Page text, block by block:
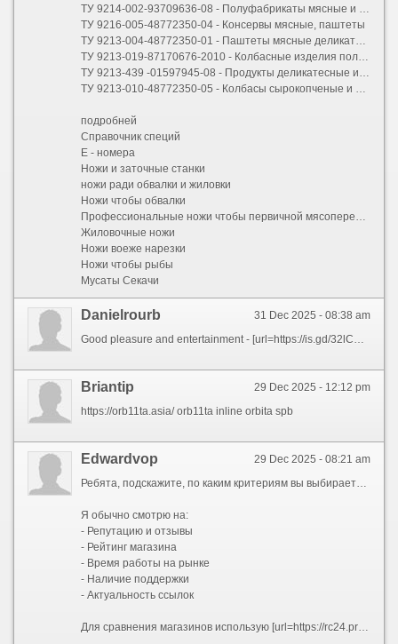
ТУ 9214-002-93709636-08 - Полуфабрикаты мясные и мясосодержащие кусковые, рубленные
ТУ 9216-005-48772350-04 - Консервы мясные, паштеты
ТУ 9213-004-48772350-01 - Паштеты мясные деликатесные
ТУ 9213-019-87170676-2010 - Колбасные изделия полукопченые и варено-копченые
ТУ 9213-439 -01597945-08 - Продукты деликатесные из мяса птицы
ТУ 9213-010-48772350-05 - Колбасы сырокопченые и сыровяленые
подробней
Справочник специй
Е - номера
Ножи и заточные станки
ножи ради обвалки и жиловки
Ножи чтобы обвалки
Профессиональные ножи чтобы первичной мясопереработки
Жиловочные ножи
Ножи воеже нарезки
Ножи чтобы рыбы
Мусаты Секачи
31 Dec 2025 - 08:38 am
Danielrourb
Good pleasure and entertainment - [url=https://is.gd/32lCDu]waiting for you right now...;)[/url]
29 Dec 2025 - 12:12 pm
Briantip
https://orb11ta.asia/ orb11ta inline orbita spb
29 Dec 2025 - 08:21 am
Edwardvop
Ребята, подскажите, по каким критериям вы выбираете даркнет магазины? Что для вас важно при выборе?
Я обычно смотрю на:
- Репутацию и отзывы
- Рейтинг магазина
- Время работы на рынке
- Наличие поддержки
- Актуальность ссылок
Для сравнения магазинов использую [url=https://rc24.pro]rc24.pro[/url] - там есть рейтинг магазинов с подробной информацией о каждом. Можно посмотреть статус работы, описание, категории товаров. Это помогает сделать правильный выбор и не нарваться на мошенников.